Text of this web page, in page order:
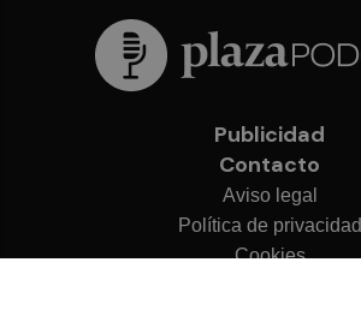
Publicidad
Contacto
Aviso legal
Política de privacidad
Cookies